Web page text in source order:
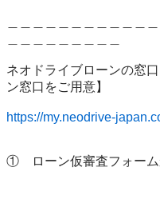
ネオドライブローンの窓
ン窓口をご用意】
https://my.neodrive-
①　ローン仮審査フォー